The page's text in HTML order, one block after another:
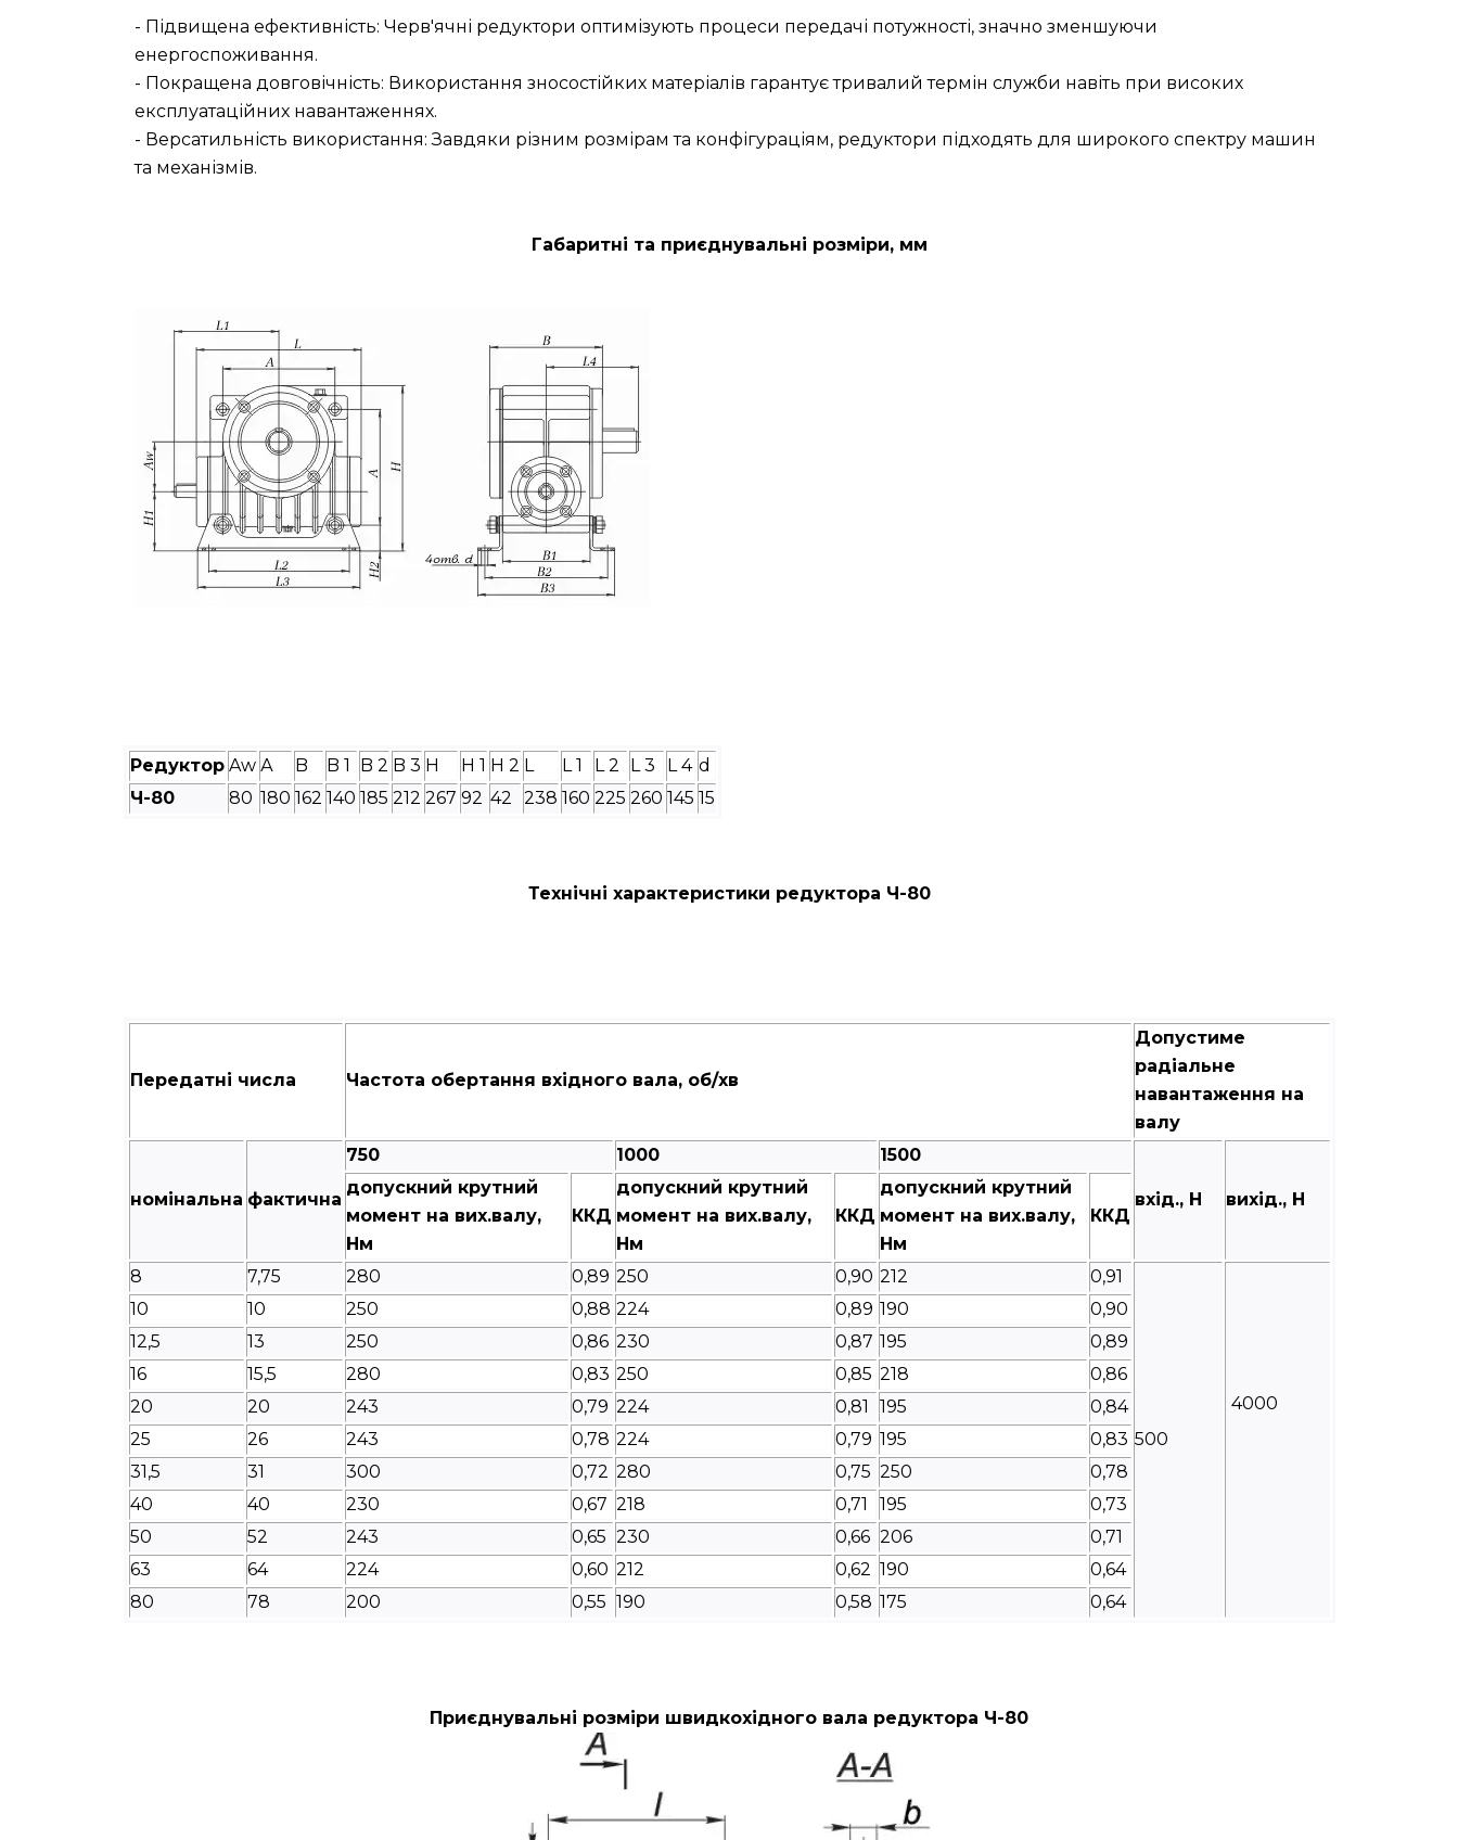
- Підвищена ефективність: Черв'ячні редуктори оптимізують процеси передачі потужності, значно зменшуючи
енергоспоживання.
- Покращена довговічність: Використання зносостійких матеріалів гарантує тривалий термін служби навіть при високих
експлуатаційних навантаженнях.
- Версатильність використання: Завдяки різним розмірам та конфігураціям, редуктори підходять для широкого спектру машин
та механізмів.
Габаритні та приєднувальні розміри, мм
Редуктор Aw А B B 1 B 2 B 3 H H 1 H 2 L L 1 L 2 L 3 L 4 d
Ч-80 80 180 162 140 185 212 267 92 42 238 160 225 260 145 15
Технічні характеристики редуктора Ч-80
Передатні числа Частота обертання вхідного вала, об/хв
Допустиме
радіальне
навантаження на
валу
номінальна фактична
750 1000 1500
вхід., Н вихід., Н
допускний крутний
момент на вих.валу,
Нм
ККД
допускний крутний
момент на вих.валу,
Нм
ККД
допускний крутний
момент на вих.валу,
Нм
ККД
8 7,75 280 0,89 250 0,90 212 0,91
500
4000
10 10 250 0,88 224 0,89 190
0,90
12,5
13 250 0,86 230 0,87 195
0,89
16
15,5 280 0,83 250 0,85 218
0,86
20
20 243 0,79 224 0,81 195
0,84
25
26 243 0,78 224 0,79 195
0,83
31,5
31 300 0,72 280 0,75 250
0,78
40
40 230 0,67 218 0,71 195
0,73
50
52 243 0,65 230 0,66 206
0,71
63
64 224 0,60 212 0,62 190
0,64
80
78 200 0,55 190 0,58 175 0,64
Приєднувальні розміри швидкохідного вала редуктора Ч-80